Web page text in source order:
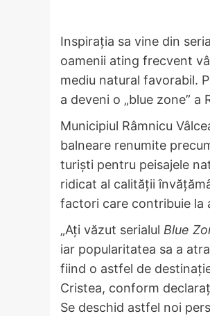
Inspirația sa vine din
oamenii ating frecvent
mediu natural favorabil.
a deveni o „blue zone” a
Municipiul Râmnicu
balneare renumite
turiști pentru peisajele
ridicat al calității
factori care contribuie la
„Ați văzut serialul Blue
iar popularitatea sa a
fiind o astfel de
Cristea, conform
Se deschid astfel noi